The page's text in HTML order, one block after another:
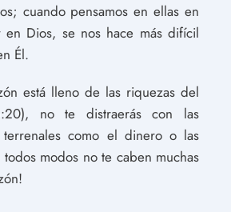
cuando pensamos en ellas en
Dios, se nos hace más difícil
Él.
está lleno de las riquezas del
no te distraerás con las
terrenales como el dinero o las
todos modos no te caben muchas